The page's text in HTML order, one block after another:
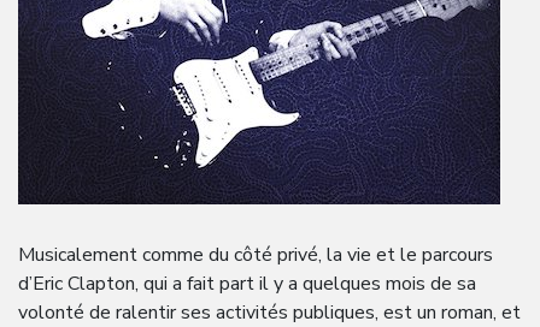
Musicalement comme du côté privé, la vie et le parcours
d’Eric Clapton, qui a fait part il y a quelques mois de sa
volonté de ralentir ses activités publiques, est un roman, et